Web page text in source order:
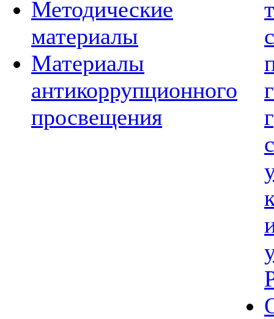
Методические
материалы
Материалы
антикоррупционного
просвещения